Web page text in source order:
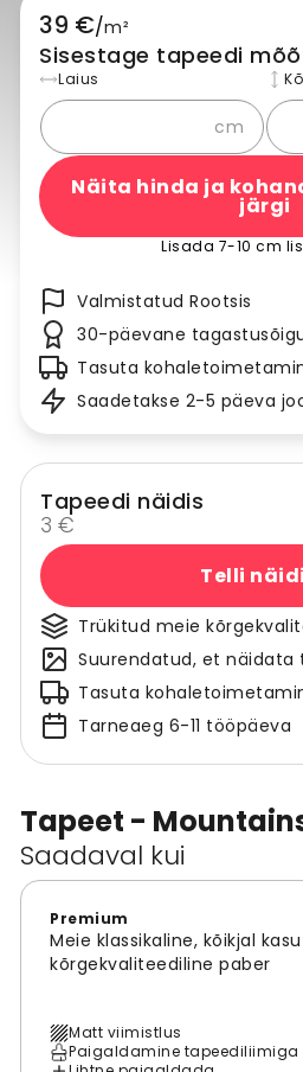
Tapeet -
Saadaval kui
Premium
Meie klassikaline, kõikjal
kõrgekvaliteediline paber
Matt viimistlus
Paigaldamine tapeediliimiga
39 €/m²
Sisestage tapeedi
Laius
cm
Näita hinda ja
järgi
Lisada 7-10 cm
Valmistatud Rootsis
30-päevane
Tasuta
Saadetakse 2-5 päeva
Tapeedi näidis
3 €
Telli
Trükitud meie
Suurendatud, et näidata
Tasuta
Tarneaeg 6-11 tööpäeva